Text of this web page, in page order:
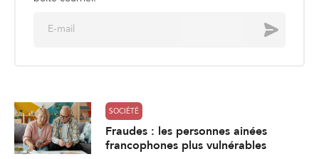
Envoyer
SOCIÉTÉ
Fraudes : les personnes ainées
francophones plus vulnérables